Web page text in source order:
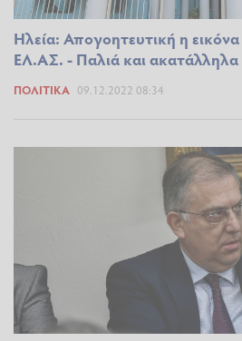
Ηλεία: Απογοητευτική η
ΕΛ.ΑΣ. - Παλιά και ακατάλληλα
ΠΟΛΙΤΙΚΆ 09.12.2022 08:34